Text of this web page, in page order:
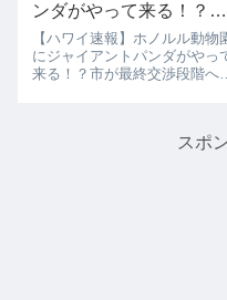
ンダがやって来る！？市
が最終交渉段階へ
【ハワイ速報】ホノルル動物
にジャイアントパンダがやっ
来る！？市が最終交渉段階へハ
ダがやってくるかも」という
スポ